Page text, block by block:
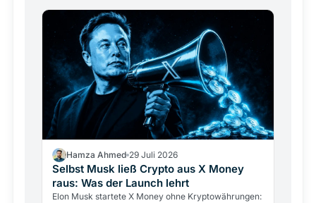
Hamza Ahmed 29 Juli 2026
Selbst Musk ließ Crypto aus X Money
raus: Was der Launch lehrt
Elon Musk startete X Money ohne Kryptowährungen: